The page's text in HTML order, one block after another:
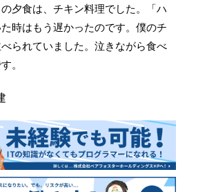
夕食は、チキン料理でした。「ハ
時はもう遅かったのです。僕のチ
られていました。泣きながら食べ
。